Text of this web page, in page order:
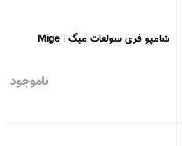
شامپو فری سولفات میگ | Mige
ناموجود